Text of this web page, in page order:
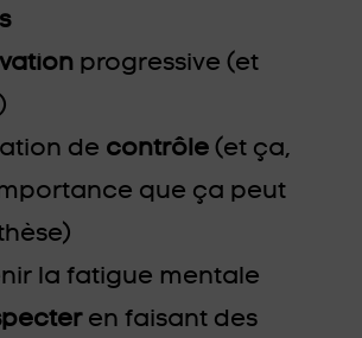
progressive (et
de contrôle (et ça,
que ça peut
la fatigue mentale
en faisant des